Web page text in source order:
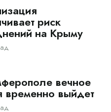
риск
на Крыму
вечное
временно выйдет